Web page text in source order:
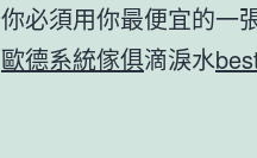
你必須用你最便宜的一
歐德系統傢俱滴淚水